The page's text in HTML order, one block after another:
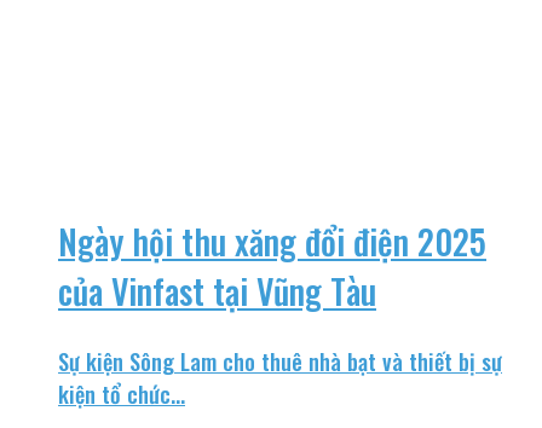
Ngày hội thu xăng đổi điện 2025
của Vinfast tại Vũng Tàu
Sự kiện Sông Lam cho thuê nhà bạt và thiết bị sự
kiện tổ chức...